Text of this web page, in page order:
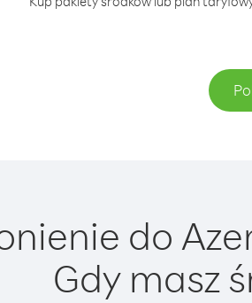
do
Gdy masz